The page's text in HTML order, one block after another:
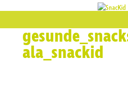
ala_snackid